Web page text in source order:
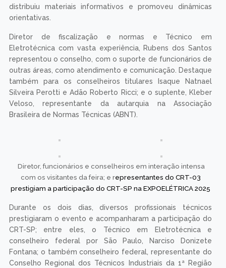
distribuiu materiais informativos e promoveu dinâmicas
orientativas.
Diretor de fiscalização e normas e Técnico em
Eletrotécnica com vasta experiência, Rubens dos Santos
representou o conselho, com o suporte de funcionários de
outras áreas, como atendimento e comunicação. Destaque
também para os conselheiros titulares Isaque Natnael
Silveira Perotti e Adão Roberto Ricci; e o suplente, Kleber
Veloso, representante da autarquia na Associação
Brasileira de Normas Técnicas (ABNT).
Diretor, funcionários e conselheiros em interação intensa
com os visitantes da feira; e representantes do CRT-03
prestigiam a participação do CRT-SP na EXPOELÉTRICA 2025
Durante os dois dias, diversos profissionais técnicos
prestigiaram o evento e acompanharam a participação do
CRT-SP; entre eles, o Técnico em Eletrotécnica e
conselheiro federal por São Paulo, Narciso Donizete
Fontana; o também conselheiro federal, representante do
Conselho Regional dos Técnicos Industriais da 1ª Região